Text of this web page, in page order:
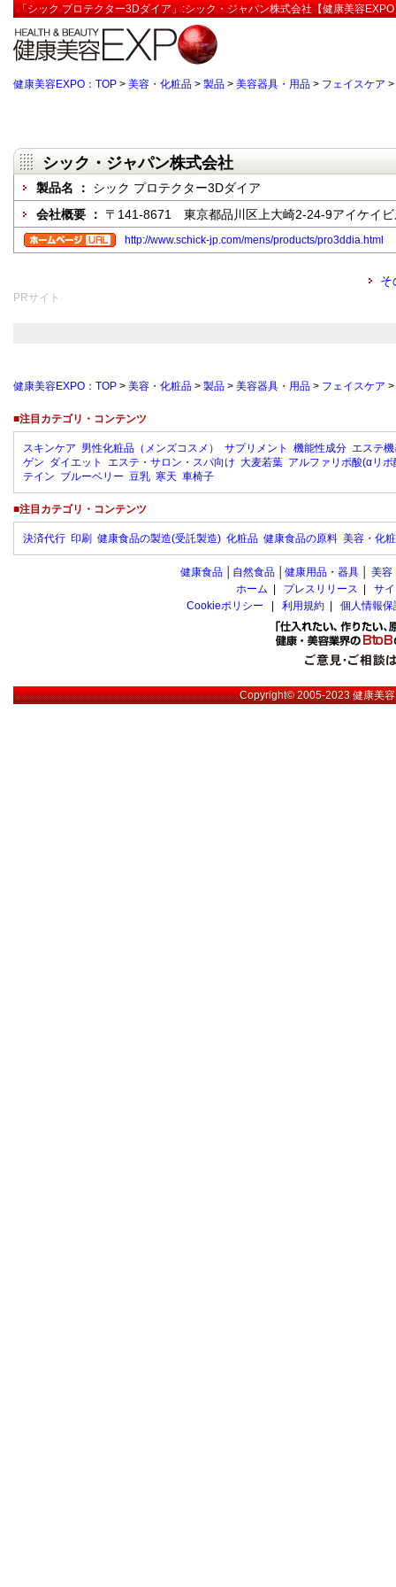
「シック プロテクター3Dダイア」:シック・ジャパン株式会社【健康美容
健康美容EXPO：TOP > 美容・化粧品 > 製品 > 美容器具・用品 > フェイスケア >
シック・ジャパン株式会社
製品名 ： シック プロテクター3Dダイア
会社概要 ： 〒141-8671 東京都品川区上大崎2-24-9アイケイ
http://www.schick-jp.com/mens/products/pro3ddia.html
そ
PRサイト
健康美容EXPO：TOP > 美容・化粧品 > 製品 > 美容器具・用品 > フェイスケア >
■注目カテゴリ・コンテンツ
スキンケア 男性化粧品（メンズコスメ） サプリメント 機能性成分 エステ
ゲン ダイエット エステ・サロン・スパ向け 大麦若葉 アルファリポ酸(αリポ
テイン ブルーベリー 豆乳 寒天 車椅子
■注目カテゴリ・コンテンツ
決済代行 印刷 健康食品の製造(受託製造) 化粧品 健康食品の原料 美容・化
健康食品 自然食品 健康用品・器具 美容
ホーム
プレスリリース
サ
Cookieポリシー
利用規約 個人情報
Copyright© 2005-2023健康美